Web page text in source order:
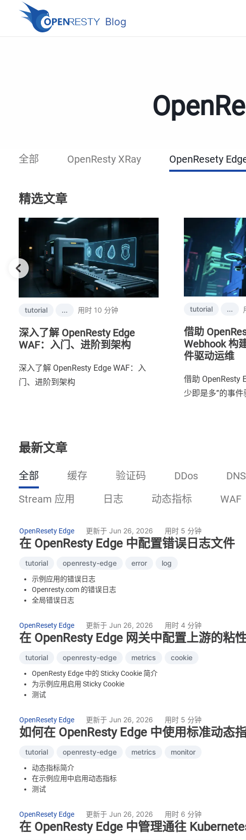
Blog
全部 OpenResty XRay OpenResety
精选文章
tutorial ... 用时 10 分钟
深入了解 OpenResty Edge
WAF：入门、进阶到架构
深入了解 OpenResty Edge WAF：入
门、进阶到架构
tutorial ...
借助
Webhook 构
件驱动运维
借助 OpenResty
少即是多”的事
最新文章
全部 缓存 验证码 DDos DNS
Stream 应用
日志 动态指标 WAF
OpenResety Edge 更新于 Jun 26, 2026 用时 5 分钟
在 OpenResty Edge 中配置错误日志文件
tutorial openresty-edge error log
示例应用的错误日志
Openresty.com 的错误日志
全局错误日志
OpenResety Edge
更新于 Jun 26, 2026 用时 4 分钟
在 OpenResty Edge 网关中配置上游的粘
tutorial openresty-edge metrics cookie
OpenResty Edge 中的 Sticky Cookie 简介
为示例应用启用 Sticky Cookie
测试
测试
OpenResety Edge 更新于 Jun 26, 2026 用时 5 分钟
如何在 OpenResty Edge 中使用标准动态
tutorial openresty-edge metrics monitor
动态指标简介
在示例应用中启用动态指标
测试
OpenResety Edge
更新于 Jun 26, 2026 用时 6 分钟
在 OpenResty Edge 中管理通往